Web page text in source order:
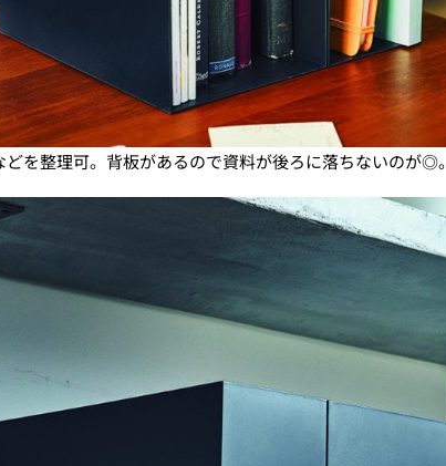
を整理可。背板があるので資料が後ろに落ちないのが◎。